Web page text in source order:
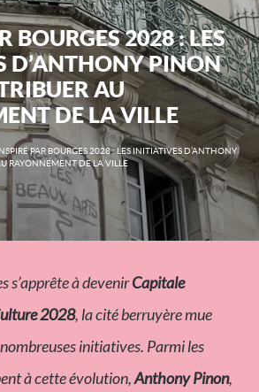
BOURGES 2028 : LES
D’ANTHONY PINON
AU
DE LA VILLE
PAR BOURGES 2028 : LES INITIATIVES D’ANTHONY
RAYONNEMENT DE LA VILLE
s’apprête à devenirCapitale
2028, la cité berruyère mue
initiatives. Parmi les
à cette évolution,Anthony Pinon,